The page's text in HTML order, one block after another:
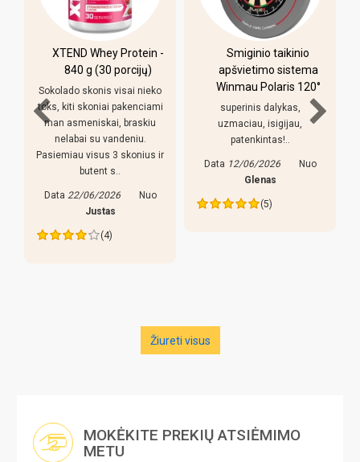
Protein -
visai nieko
pakenciami
braskiu
3 skonius ir
Nuo
Smiginio taikinio
apšvietimo sistema
Winmau Polaris 120°
superinis dalykas,
uzmaciau, isigijau,
patenkintas!..
Nuo
Pulo stalas
Winner 7
(213x118cm)
audinys
Pirkiniu
reguliuojamso
lazdos prastos,
Žiureti visus
MOKĖKITE PREKIŲ ATSIĖMIMO
METU